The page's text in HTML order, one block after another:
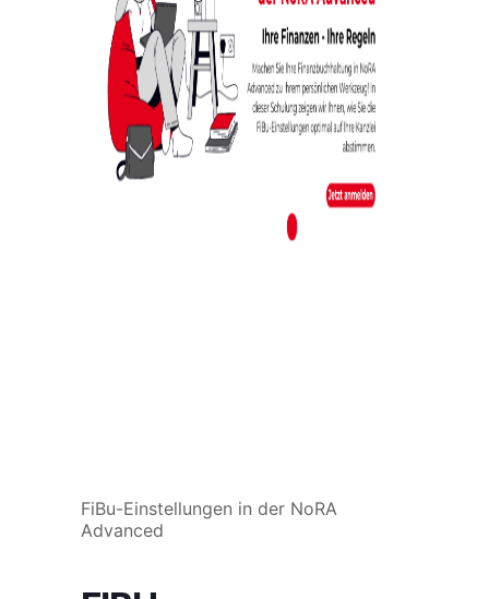
FiBu-Einstellungen in der NoRA
Advanced